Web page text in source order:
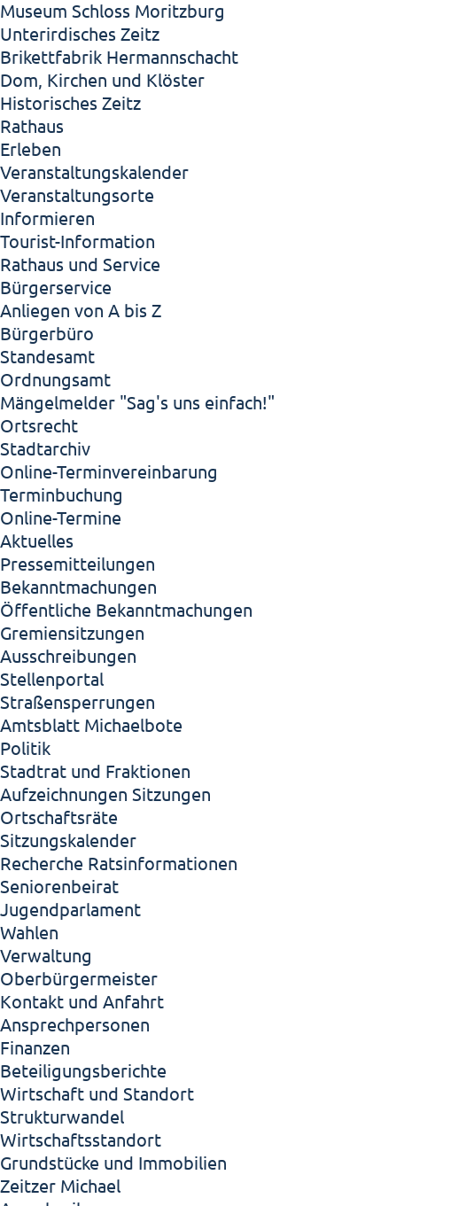
Museum Schloss Moritzburg
Unterirdisches Zeitz
Brikettfabrik Hermannschacht
Dom, Kirchen und Klöster
Historisches Zeitz
Rathaus
Erleben
Veranstaltungskalender
Veranstaltungsorte
Informieren
Tourist-Information
Rathaus und Service
Bürgerservice
Anliegen von A bis Z
Bürgerbüro
Standesamt
Ordnungsamt
Mängelmelder "Sag's uns einfach!"
Ortsrecht
Stadtarchiv
Online-Terminvereinbarung
Terminbuchung
Online-Termine
Aktuelles
Pressemitteilungen
Bekanntmachungen
Öffentliche Bekanntmachungen
Gremiensitzungen
Ausschreibungen
Stellenportal
Straßensperrungen
Amtsblatt Michaelbote
Politik
Stadtrat und Fraktionen
Aufzeichnungen Sitzungen
Ortschaftsräte
Sitzungskalender
Recherche Ratsinformationen
Seniorenbeirat
Jugendparlament
Wahlen
Verwaltung
Oberbürgermeister
Kontakt und Anfahrt
Ansprechpersonen
Finanzen
Beteiligungsberichte
Wirtschaft und Standort
Strukturwandel
Wirtschaftsstandort
Grundstücke und Immobilien
Zeitzer Michael